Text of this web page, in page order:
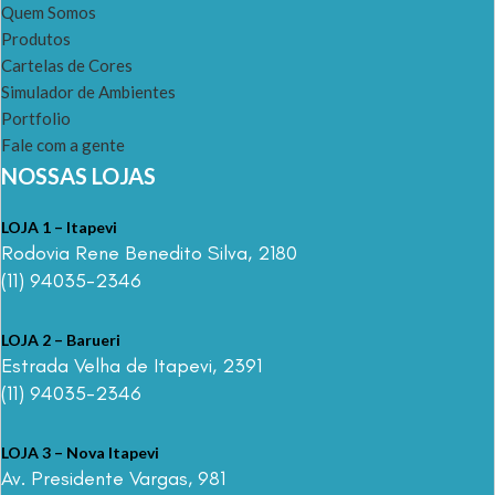
Quem Somos
Produtos
Cartelas de Cores
Simulador de Ambientes
Portfolio
Fale com a gente
NOSSAS LOJAS
LOJA 1 – Itapevi
Rodovia Rene Benedito Silva, 2180
(11) 94035-2346
LOJA 2 – Barueri
Estrada Velha de Itapevi, 2391
(11) 94035-2346
LOJA 3 – Nova Itapevi
Av. Presidente Vargas, 981